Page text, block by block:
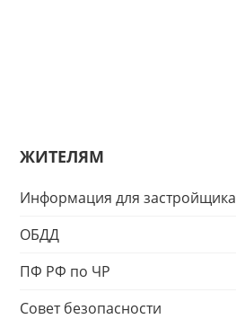
ЖИТЕЛЯМ
Информация для застройщика
ОБДД
ПФ РФ по ЧР
Совет безопасности